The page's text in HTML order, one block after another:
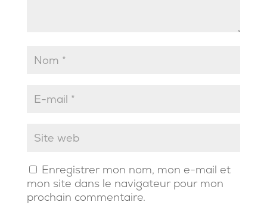
Enregistrer mon nom, mon e-mail et
mon site dans le navigateur pour mon
prochain commentaire.